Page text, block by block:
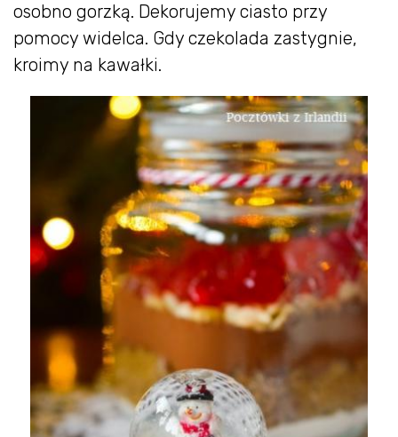
osobno gorzką. Dekorujemy ciasto przy
pomocy widelca. Gdy czekolada zastygnie,
kroimy na kawałki.